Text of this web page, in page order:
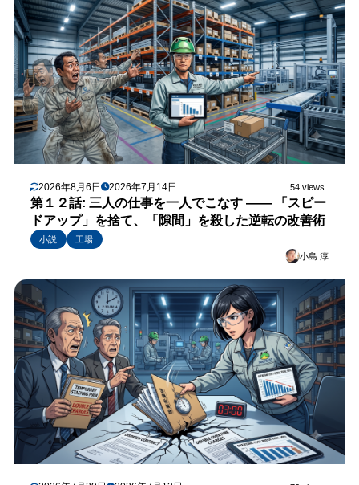
2026年8月6日 2026年7月14日 54 views
第１２話: 三人の仕事を一人でこなす —— 「スピー
ドアップ」を捨て、「隙間」を殺した逆転の改善術
小説
工場
小島 淳